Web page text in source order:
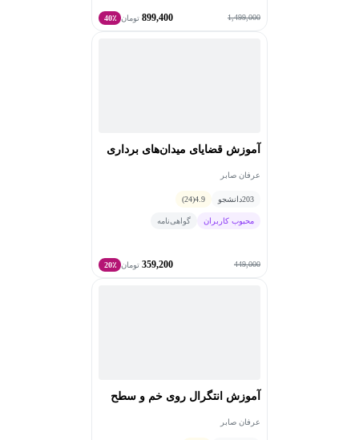
1,499,000
899,400 تومان 40٪
آموزش قضایای میدان‌های برداری
عرفان صابر
203دانشجو 4.9
(24)
محبوب کاربران گواهی‌نامه
449,000
359,200 تومان 20٪
آموزش انتگرال روی خم و سطح
عرفان صابر